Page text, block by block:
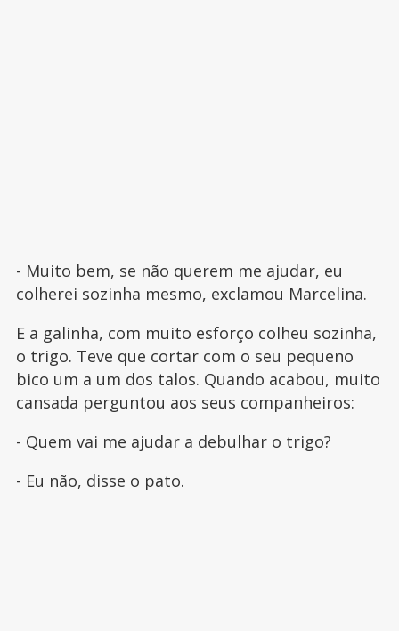
- Muito bem, se não querem me ajudar, eu
colherei sozinha mesmo, exclamou Marcelina.
E a galinha, com muito esforço colheu sozinha,
o trigo. Teve que cortar com o seu pequeno
bico um a um dos talos. Quando acabou, muito
cansada perguntou aos seus companheiros:
- Quem vai me ajudar a debulhar o trigo?
- Eu não, disse o pato.